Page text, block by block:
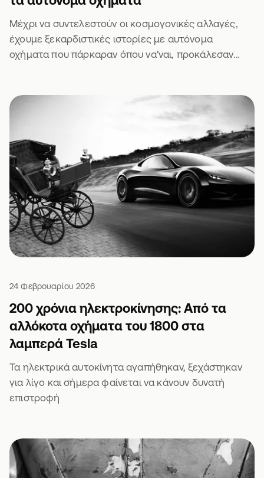
Μέχρι να συντελεστούν οι κοσμογονικές αλλαγές,
έχουμε ξεκαρδιστικές ιστορίες με αυτόνομα
οχήματα που πάρκαραν όπου να'ναι, προκάλεσαν
24 Φεβρουαρίου 2026
200 χρόνια ηλεκτροκίνησης: Από τα
αλλόκοτα οχήματα του 1800 στα
λαμπερά Tesla
Τα ηλεκτρικά αυτοκίνητα αγαπήθηκαν, ξεχάστηκαν
για λίγο και σήμερα φαίνεται να κάνουν δυνατή
επιστροφή